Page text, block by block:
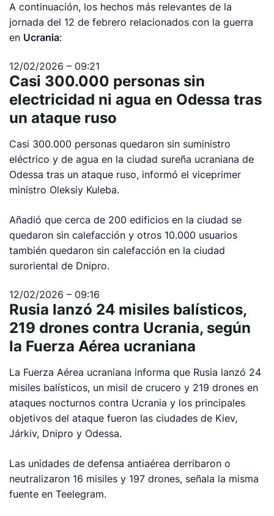
A continuación, los hechos más relevantes de la
jornada del 12 de febrero relacionados con la guerra
en Ucrania:
12/02/2026 – 09:21
Casi 300.000 personas sin
electricidad ni agua en Odessa tras
un ataque ruso
Casi 300.000 personas quedaron sin suministro
eléctrico y de agua en la ciudad sureña ucraniana de
Odessa tras un ataque ruso, informó el viceprimer
ministro Oleksiy Kuleba.
Añadió que cerca de 200 edificios en la ciudad se
quedaron sin calefacción y otros 10.000 usuarios
también quedaron sin calefacción en la ciudad
suroriental de Dnipro.
12/02/2026 – 09:16
Rusia lanzó 24 misiles balísticos,
219 drones contra Ucrania, según
la Fuerza Aérea ucraniana
La Fuerza Aérea ucraniana informa que Rusia lanzó 24
misiles balísticos, un misil de crucero y 219 drones en
ataques nocturnos contra Ucrania y los principales
objetivos del ataque fueron las ciudades de Kiev,
Járkiv, Dnipro y Odessa.
Las unidades de defensa antiaérea derribaron o
neutralizaron 16 misiles y 197 drones, señala la misma
fuente en Teelegram.